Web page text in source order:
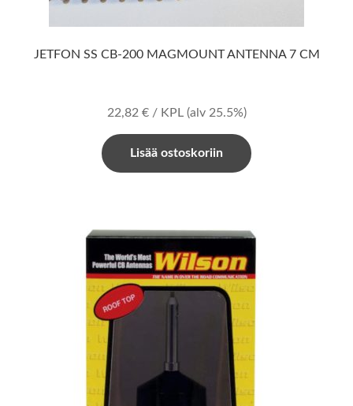
JETFON SS CB-200 MAGMOUNT ANTENNA 7 CM
22,82 €/ KPL (alv 25.5%)
Lisää ostoskoriin